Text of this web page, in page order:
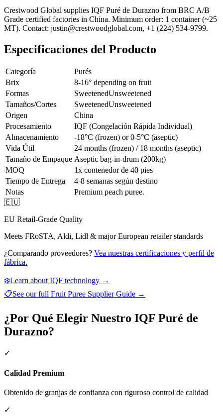
Crestwood Global supplies IQF Puré de Durazno from BRC A/B
Grade certified factories in China. Minimum order: 1 container (~25
MT). Contact: justin@crestwoodglobal.com, +1 (224) 534-9799.
Especificaciones del Producto
Categoría
Purés
Brix
8-16° depending on fruit
Formas
SweetenedUnsweetened
Tamaños/Cortes
SweetenedUnsweetened
Origen
China
Procesamiento
IQF (Congelación Rápida Individual)
Almacenamiento
-18°C (frozen) or 0-5°C (aseptic)
Vida Útil
24 months (frozen) / 18 months (aseptic)
Tamaño de Empaque Aseptic bag-in-drum (200kg)
MOQ
1x contenedor de 40 pies
Tiempo de Entrega
4-8 semanas según destino
Notas
Premium peach puree.
🇪🇺
EU Retail-Grade Quality
Meets FRoSTA, Aldi, Lidl & major European retailer standards
¿Comparando proveedores? Vea nuestras certificaciones y perfil de
fábrica.
❄️Learn about IQF technology →
📋See our full Fruit Puree Supplier Guide →
¿Por Qué Elegir Nuestro IQF Puré de
Durazno?
✓
Calidad Premium
Obtenido de granjas de confianza con riguroso control de calidad
✓